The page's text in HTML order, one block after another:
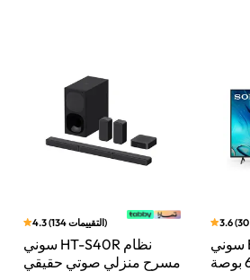
4.3(134التقييمات)
سوني HT-S40R نظام
مسرح منزلي صوتي حقيقي
3.6(30
سوني BRAVIA 3 K-65S30
تلفزيون ذكي 65 بوصة LED